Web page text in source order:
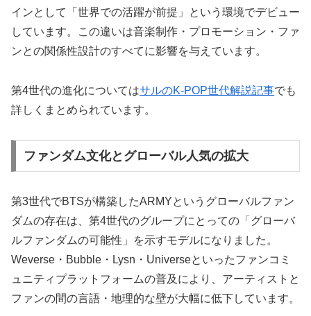
インとして「世界での活躍が前提」という環境でデビュー
しています。この違いは音楽制作・プロモーション・ファ
ンとの関係性設計のすべてに影響を与えています。
第4世代の進化についてはサルのK-POP世代解説記事でも
詳しくまとめられています。
ファンダム文化とグローバル人気の拡大
第3世代でBTSが構築したARMYというグローバルファン
ダムの存在は、第4世代のグループにとっての「グローバ
ルファンダムの可能性」を示すモデルになりました。
Weverse・Bubble・Lysn・Universeといったファンコミ
ュニティプラットフォームの普及により、アーティストと
ファンの間の言語・地理的な壁が大幅に低下しています。